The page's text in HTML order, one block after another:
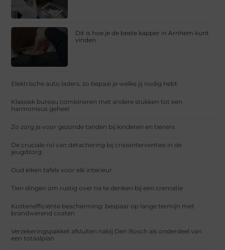
Dit is hoe je de beste kapper in Arnhem kunt
vinden
Elektrische auto laders: zo bepaal je welke jij nodig hebt
Klassiek bureau combineren met andere stukken tot een
harmonieus geheel
Zo zorg je voor gezonde tanden bij kinderen en tieners
De cruciale rol van detachering bij crisisinterventies in de
jeugdzorg
Oud eiken tafels voor elk interieur
Tien dingen om rustig over na te denken bij een crematie
Kostenefficiënte bescherming: bespaar op lange termijn met
brandwerend coaten
Verzekeringspakket afsluiten nabij Den Bosch als onderdeel van
een totaalplan